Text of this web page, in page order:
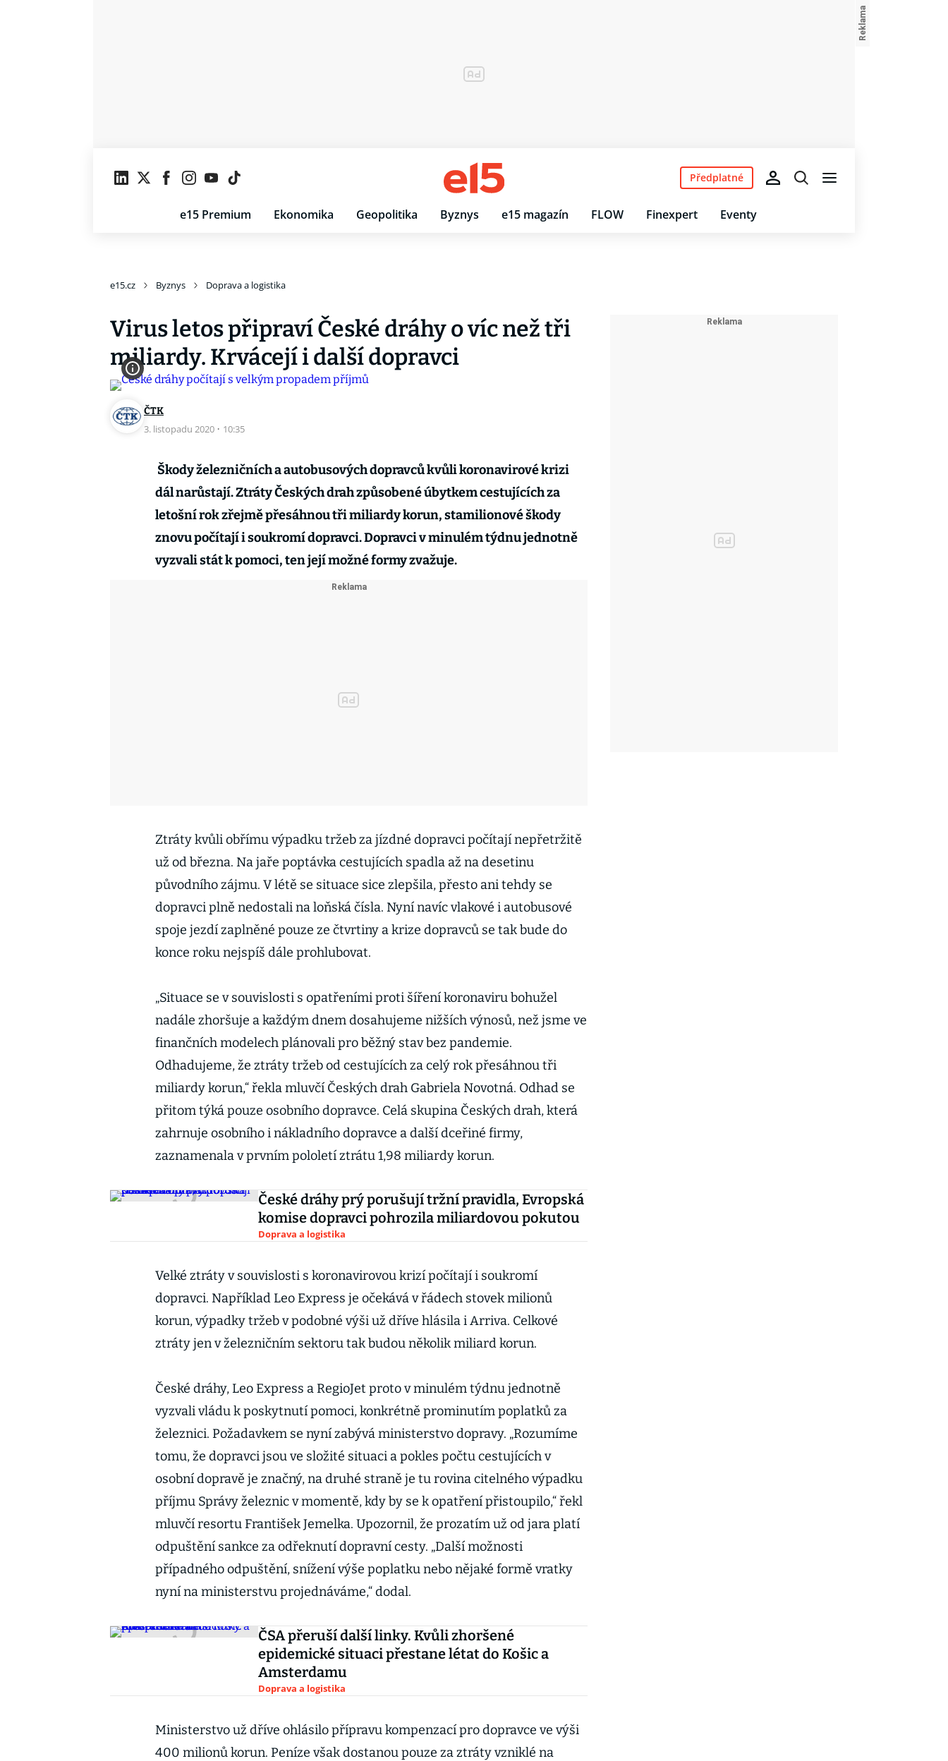
e15 Premium Ekonomika Geopolitika Byznys e15 magazín FLOW Finexpert Eventy
Předplatné
e15.cz Byznys Doprava a logistika
Virus letos připraví České dráhy o víc než tři
miliardy. Krvácejí i další dopravci
ČTK
3. listopadu 2020 · 10:35
Škody železničních a autobusových dopravců kvůli koronavirové krizi
dál narůstají. Ztráty Českých drah způsobené úbytkem cestujících za
letošní rok zřejmě přesáhnou tři miliardy korun, stamilionové škody
znovu počítají i soukromí dopravci. Dopravci v minulém týdnu jednotně
vyzvali stát k pomoci, ten její možné formy zvažuje.
Ztráty kvůli obřímu výpadku tržeb za jízdné dopravci počítají nepřetržitě
už od března. Na jaře poptávka cestujících spadla až na desetinu
původního zájmu. V létě se situace sice zlepšila, přesto ani tehdy se
dopravci plně nedostali na loňská čísla. Nyní navíc vlakové i autobusové
spoje jezdí zaplněné pouze ze čtvrtiny a krize dopravců se tak bude do
konce roku nejspíš dále prohlubovat.
„Situace se v souvislosti s opatřeními proti šíření koronaviru bohužel
nadále zhoršuje a každým dnem dosahujeme nižších výnosů, než jsme ve
finančních modelech plánovali pro běžný stav bez pandemie.
Odhadujeme, že ztráty tržeb od cestujících za celý rok přesáhnou tři
miliardy korun,“ řekla mluvčí Českých drah Gabriela Novotná. Odhad se
přitom týká pouze osobního dopravce. Celá skupina Českých drah, která
zahrnuje osobního i nákladního dopravce a další dceřiné firmy,
zaznamenala v prvním pololetí ztrátu 1,98 miliardy korun.
České dráhy prý porušují tržní pravidla, Evropská
komise dopravci pohrozila miliardovou pokutou
Doprava a logistika
Velké ztráty v souvislosti s koronavirovou krizí počítají i soukromí
dopravci. Například Leo Express je očekává v řádech stovek milionů
korun, výpadky tržeb v podobné výši už dříve hlásila i Arriva. Celkové
ztráty jen v železničním sektoru tak budou několik miliard korun.
České dráhy, Leo Express a RegioJet proto v minulém týdnu jednotně
vyzvali vládu k poskytnutí pomoci, konkrétně prominutím poplatků za
železnici. Požadavkem se nyní zabývá ministerstvo dopravy. „Rozumíme
tomu, že dopravci jsou ve složité situaci a pokles počtu cestujících v
osobní dopravě je značný, na druhé straně je tu rovina citelného výpadku
příjmu Správy železnic v momentě, kdy by se k opatření přistoupilo,“ řekl
mluvčí resortu František Jemelka. Upozornil, že prozatím už od jara platí
odpuštění sankce za odřeknutí dopravní cesty. „Další možnosti
případného odpuštění, snížení výše poplatku nebo nějaké formě vratky
nyní na ministerstvu projednáváme,“ dodal.
ČSA přeruší další linky. Kvůli zhoršené
epidemické situaci přestane létat do Košic a
Amsterdamu
Doprava a logistika
Ministerstvo už dříve ohlásilo přípravu kompenzací pro dopravce ve výši
400 milionů korun. Peníze však dostanou pouze za ztráty vzniklé na